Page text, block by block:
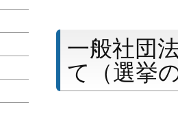
一般社団
て（選挙